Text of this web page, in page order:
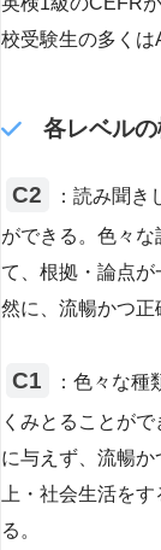
校受験生の多くは
各レベル
C2
：読み聞
ができる。色々
て、根拠・論点
然に、流暢かつ正
C1
：色々な
くみとることが
に与えず、流暢
上・社会生活を
る。